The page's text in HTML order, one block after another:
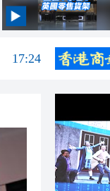
17:24
17:17